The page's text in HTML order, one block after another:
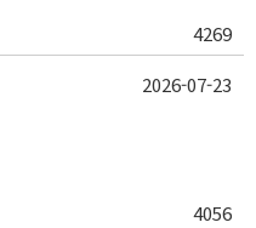
4269
4056
2026-07-23